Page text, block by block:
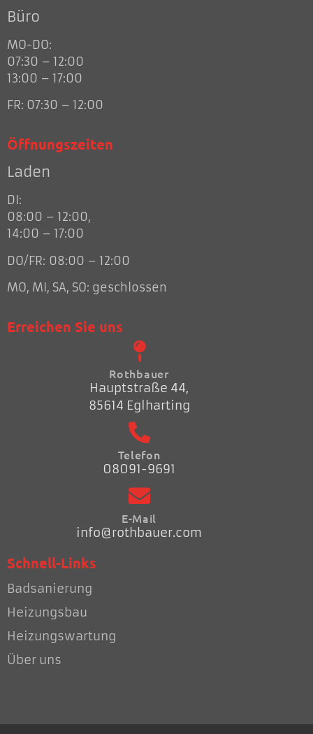
Büro
MO-DO:
07:30 – 12:00
13:00 – 17:00
FR: 07:30 – 12:00
Öffnungszeiten
Laden
DI:
08:00 – 12:00,
14:00 – 17:00
DO/FR: 08:00 – 12:00
MO, MI, SA, SO: geschlossen
Erreichen Sie uns
Rothbauer
Hauptstraße 44,
85614 Eglharting
Telefon
08091-9691
E-Mail
info@rothbauer.com
Schnell-Links
Badsanierung
Heizungsbau
Heizungswartung
Über uns